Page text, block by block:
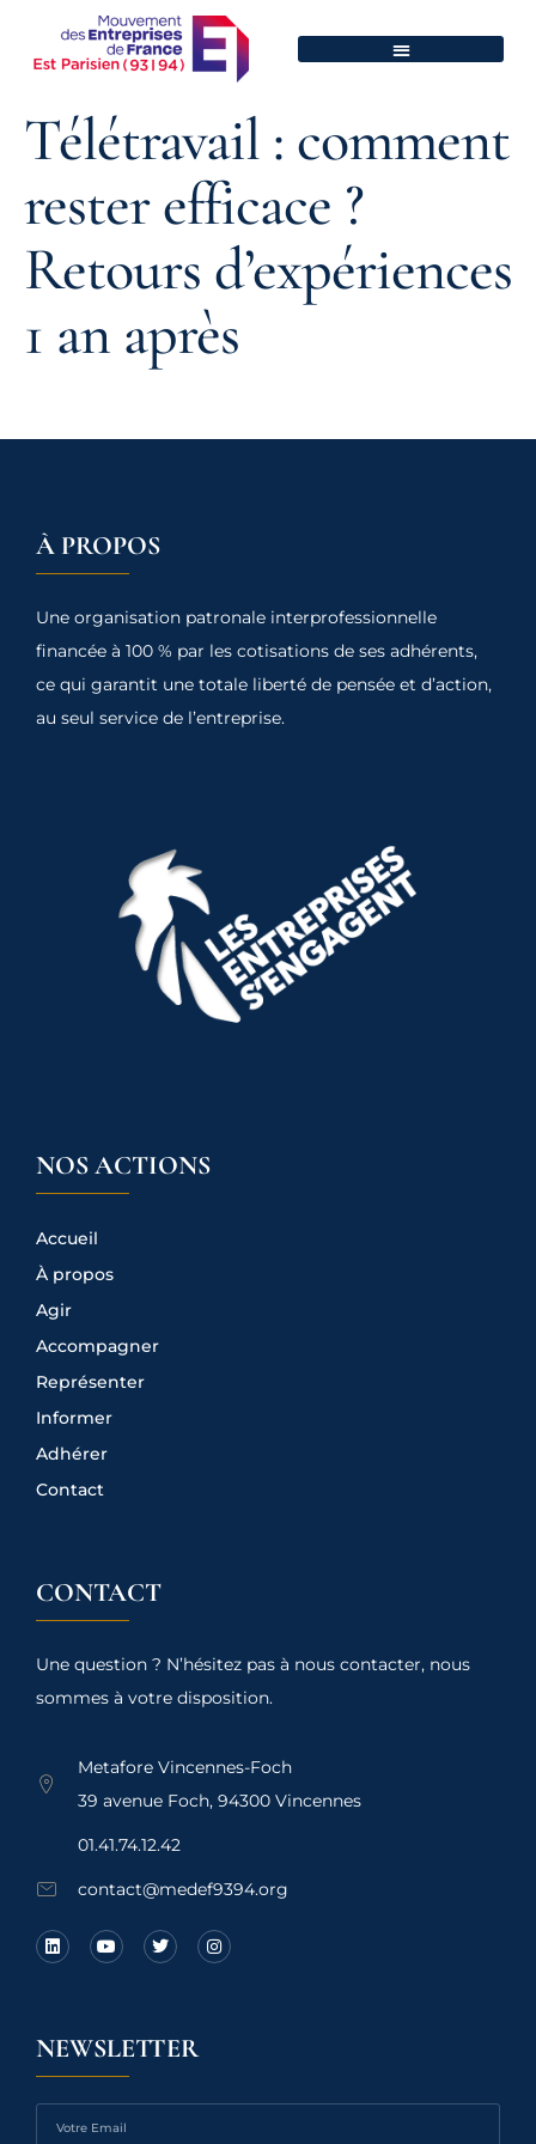
Télétravail : comment
rester efficace ?
Retours d’expériences
1 an après
À PROPOS
Une organisation patronale interprofessionnelle
financée à 100 % par les cotisations de ses adhérents,
ce qui garantit une totale liberté de pensée et d’action,
au seul service de l’entreprise.
NOS ACTIONS
Accueil
À propos
Agir
Accompagner
Représenter
Informer
Adhérer
Contact
CONTACT
Une question ? N’hésitez pas à nous contacter, nous
sommes à votre disposition.
Metafore Vincennes-Foch
39 avenue Foch, 94300 Vincennes
01.41.74.12.42
contact@medef9394.org
NEWSLETTER